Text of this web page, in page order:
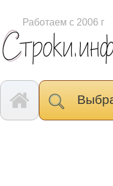
Работаем с 2006 г